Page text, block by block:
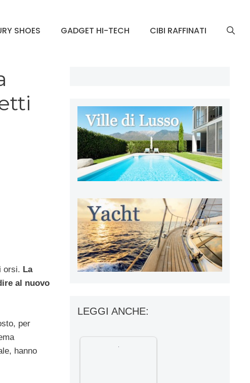
SHOES GADGET HI-TECH CIBI RAFFINATI
orsi. La
al nuovo
per
hanno
LEGGI ANCHE: